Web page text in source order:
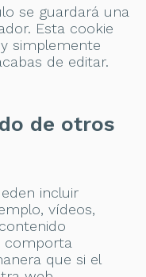
se guardará una
Esta cookie
simplemente
de editar.
de otros
incluir
vídeos,
comporta
que si el